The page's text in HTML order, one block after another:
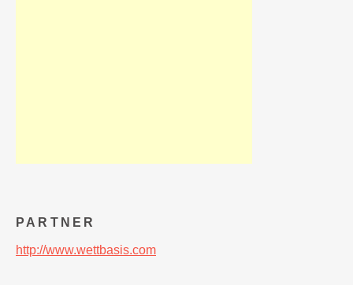
PARTNER
http://www.wettbasis.com